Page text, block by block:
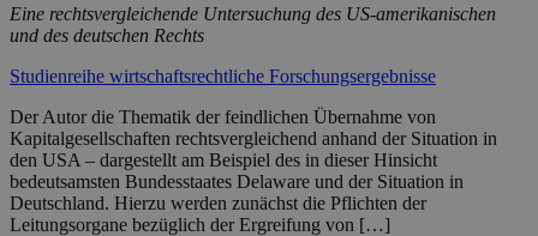
Eine rechtsvergleichende Untersuchung des US-amerikanischen
und des deutschen Rechts
Studienreihe wirtschaftsrechtliche Forschungsergebnisse
Der Autor die Thematik der feindlichen Übernahme von
Kapitalgesellschaften rechtsvergleichend anhand der Situation in
den USA – dargestellt am Beispiel des in dieser Hinsicht
bedeutsamsten Bundesstaates Delaware und der Situation in
Deutschland. Hierzu werden zunächst die Pflichten der
Leitungsorgane bezüglich der Ergreifung von […]